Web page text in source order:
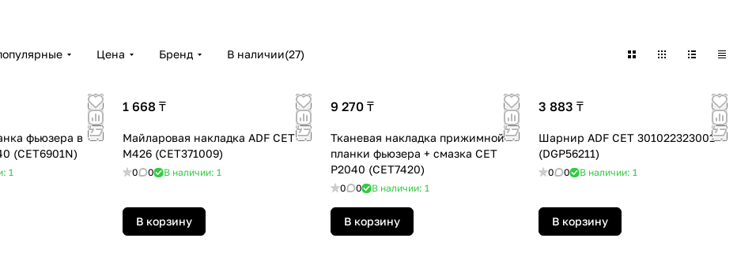
Цена Бренд В наличии(27)
фьюзера в
(CET6901N)
1
1 668 ₸
Майларовая накладка ADF СЕТ
M426 (CET371009)
0 0 В наличии: 1
В корзину
9 270 ₸
Тканевая накладка прижимной
планки фьюзера + смазка СЕТ
P2040 (CET7420)
0 0 В наличии: 1
В корзину
3 883 ₸
Шарнир ADF CET 301022323001
(DGP56211)
0 0 В наличии: 1
В корзину